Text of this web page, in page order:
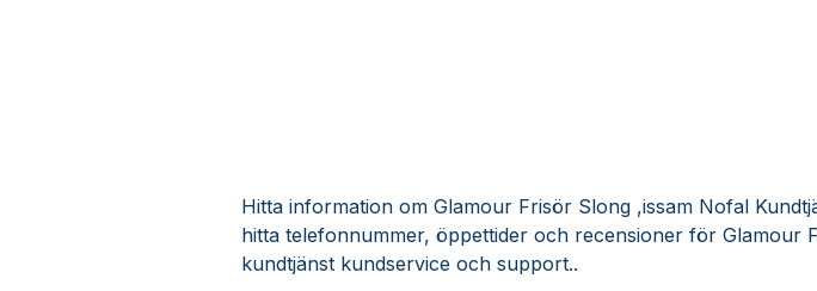
Hitta information om Glamour Frisör Slong ,issam Nofal
hitta telefonnummer, öppettider och recensioner för Glamour
kundtjänst kundservice och support..